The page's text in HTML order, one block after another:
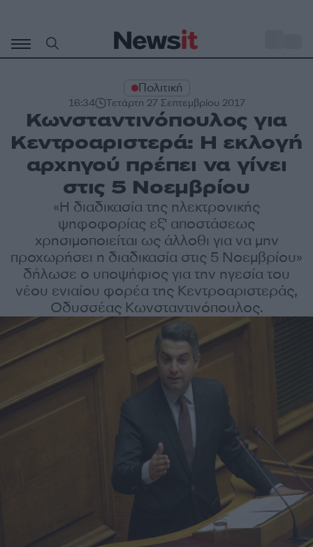
περιεχόμενο
Πολιτική
16:34 Τετάρτη 27 Σεπτεμβρίου 2017
Κωνσταντινόπουλος για
Κεντροαριστερά: Η εκλογή
αρχηγού πρέπει να γίνει
στις 5 Νοεμβρίου
«Η διαδικασία της ηλεκτρονικής
ψηφοφορίας εξ' αποστάσεως
χρησιμοποιείται ως άλλοθι για να μην
προχωρήσει η διαδικασία στις 5 Νοεμβρίου»
δήλωσε ο υποψήφιος για την ηγεσία του
νέου ενιαίου φορέα της Κεντροαριστεράς,
Οδυσσέας Κωνσταντινόπουλος.